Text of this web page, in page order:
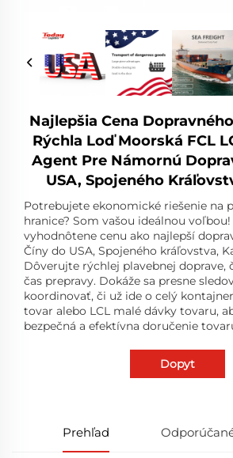
Najlepšia Cena
Rýchla Loď Moorská FCL
Agent Pre Námornú
USA, Spojeného
Potrebujete ekonomické riešenie na
hranice? Som vašou ideálnou
vyhodnôtene cenu ako najlepší
Číny do USA, Spojeného kráľovstva,
Dôverujte rýchlej plavebnej doprave,
čas prepravy. Dokáže sa presne
koordinovať, či už ide o celý
tovar alebo LCL malé dávky tovaru,
bezpečná a efektívna doručenie
Dopyt
Prehľad